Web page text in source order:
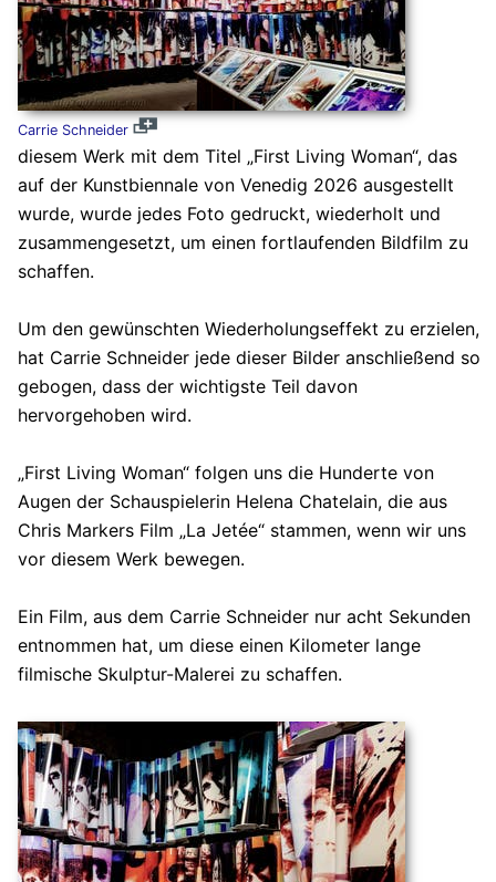
Carrie Schneider
diesem Werk mit dem Titel „First Living Woman“, das
auf der Kunstbiennale von Venedig 2026 ausgestellt
wurde, wurde jedes Foto gedruckt, wiederholt und
zusammengesetzt, um einen fortlaufenden Bildfilm zu
schaffen.
Um den gewünschten Wiederholungseffekt zu erzielen,
hat Carrie Schneider jede dieser Bilder anschließend so
gebogen, dass der wichtigste Teil davon
hervorgehoben wird.
„First Living Woman“ folgen uns die Hunderte von
Augen der Schauspielerin Helena Chatelain, die aus
Chris Markers Film „La Jetée“ stammen, wenn wir uns
vor diesem Werk bewegen.
Ein Film, aus dem Carrie Schneider nur acht Sekunden
entnommen hat, um diese einen Kilometer lange
filmische Skulptur-Malerei zu schaffen.